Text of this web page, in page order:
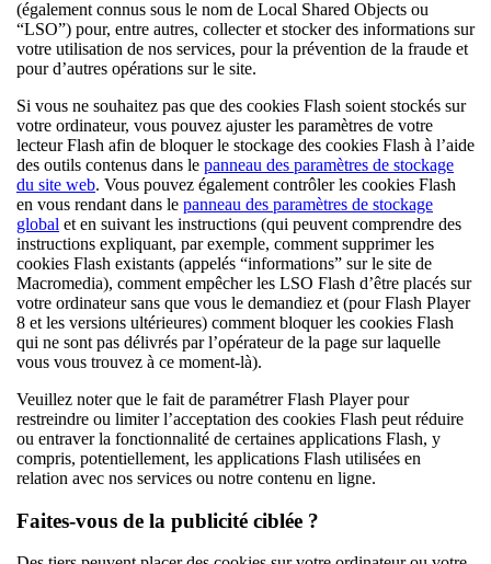
(également connus sous le nom de Local Shared Objects ou
“LSO”) pour, entre autres, collecter et stocker des informations sur
votre utilisation de nos services, pour la prévention de la fraude et
pour d’autres opérations sur le site.
Si vous ne souhaitez pas que des cookies Flash soient stockés sur
votre ordinateur, vous pouvez ajuster les paramètres de votre
lecteur Flash afin de bloquer le stockage des cookies Flash à l’aide
des outils contenus dans le panneau des paramètres de stockage
du site web. Vous pouvez également contrôler les cookies Flash
en vous rendant dans le panneau des paramètres de stockage
global et en suivant les instructions (qui peuvent comprendre des
instructions expliquant, par exemple, comment supprimer les
cookies Flash existants (appelés “informations” sur le site de
Macromedia), comment empêcher les LSO Flash d’être placés sur
votre ordinateur sans que vous le demandiez et (pour Flash Player
8 et les versions ultérieures) comment bloquer les cookies Flash
qui ne sont pas délivrés par l’opérateur de la page sur laquelle
vous vous trouvez à ce moment-là).
Veuillez noter que le fait de paramétrer Flash Player pour
restreindre ou limiter l’acceptation des cookies Flash peut réduire
ou entraver la fonctionnalité de certaines applications Flash, y
compris, potentiellement, les applications Flash utilisées en
relation avec nos services ou notre contenu en ligne.
Faites-vous de la publicité ciblée ?